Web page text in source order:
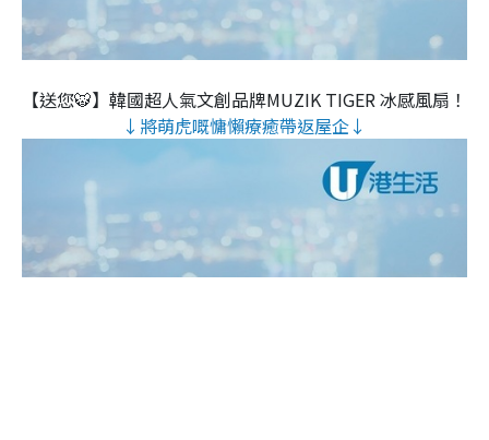
【送您🐯】韓國超人氣文創品牌MUZIK TIGER 冰感風扇！
↓將萌虎嘅慵懶療癒帶返屋企↓